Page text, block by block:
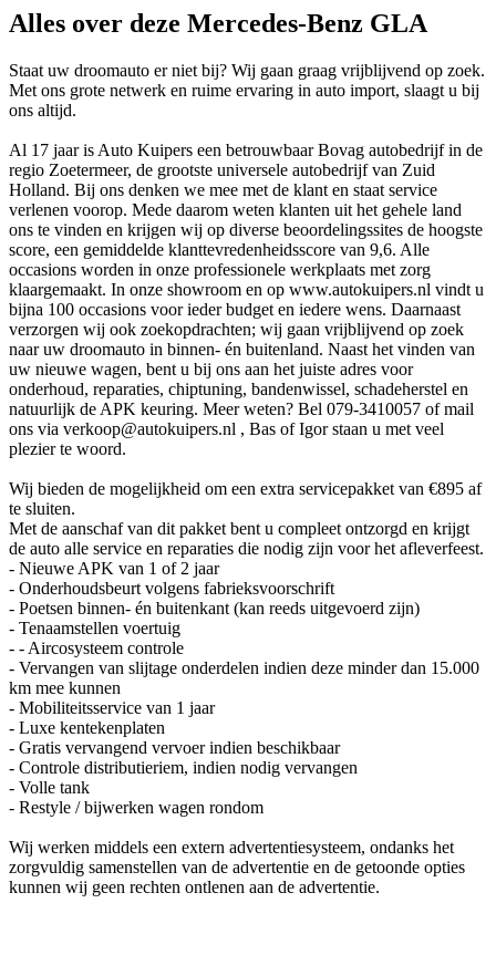
Alles over deze Mercedes-Benz GLA
Staat uw droomauto er niet bij? Wij gaan graag vrijblijvend op zoek.
Met ons grote netwerk en ruime ervaring in auto import, slaagt u bij
ons altijd.
Al 17 jaar is Auto Kuipers een betrouwbaar Bovag autobedrijf in de
regio Zoetermeer, de grootste universele autobedrijf van Zuid
Holland. Bij ons denken we mee met de klant en staat service
verlenen voorop. Mede daarom weten klanten uit het gehele land
ons te vinden en krijgen wij op diverse beoordelingssites de hoogste
score, een gemiddelde klanttevredenheidsscore van 9,6. Alle
occasions worden in onze professionele werkplaats met zorg
klaargemaakt. In onze showroom en op www.autokuipers.nl vindt u
bijna 100 occasions voor ieder budget en iedere wens. Daarnaast
verzorgen wij ook zoekopdrachten; wij gaan vrijblijvend op zoek
naar uw droomauto in binnen- én buitenland. Naast het vinden van
uw nieuwe wagen, bent u bij ons aan het juiste adres voor
onderhoud, reparaties, chiptuning, bandenwissel, schadeherstel en
natuurlijk de APK keuring. Meer weten? Bel 079-3410057 of mail
ons via verkoop@autokuipers.nl , Bas of Igor staan u met veel
plezier te woord.
Wij bieden de mogelijkheid om een extra servicepakket van €895 af
te sluiten.
Met de aanschaf van dit pakket bent u compleet ontzorgd en krijgt
de auto alle service en reparaties die nodig zijn voor het afleverfeest.
- Nieuwe APK van 1 of 2 jaar
- Onderhoudsbeurt volgens fabrieksvoorschrift
- Poetsen binnen- én buitenkant (kan reeds uitgevoerd zijn)
- Tenaamstellen voertuig
- - Aircosysteem controle
- Vervangen van slijtage onderdelen indien deze minder dan 15.000
km mee kunnen
- Mobiliteitsservice van 1 jaar
- Luxe kentekenplaten
- Gratis vervangend vervoer indien beschikbaar
- Controle distributieriem, indien nodig vervangen
- Volle tank
- Restyle / bijwerken wagen rondom
Wij werken middels een extern advertentiesysteem, ondanks het
zorgvuldig samenstellen van de advertentie en de getoonde opties
kunnen wij geen rechten ontlenen aan de advertentie.